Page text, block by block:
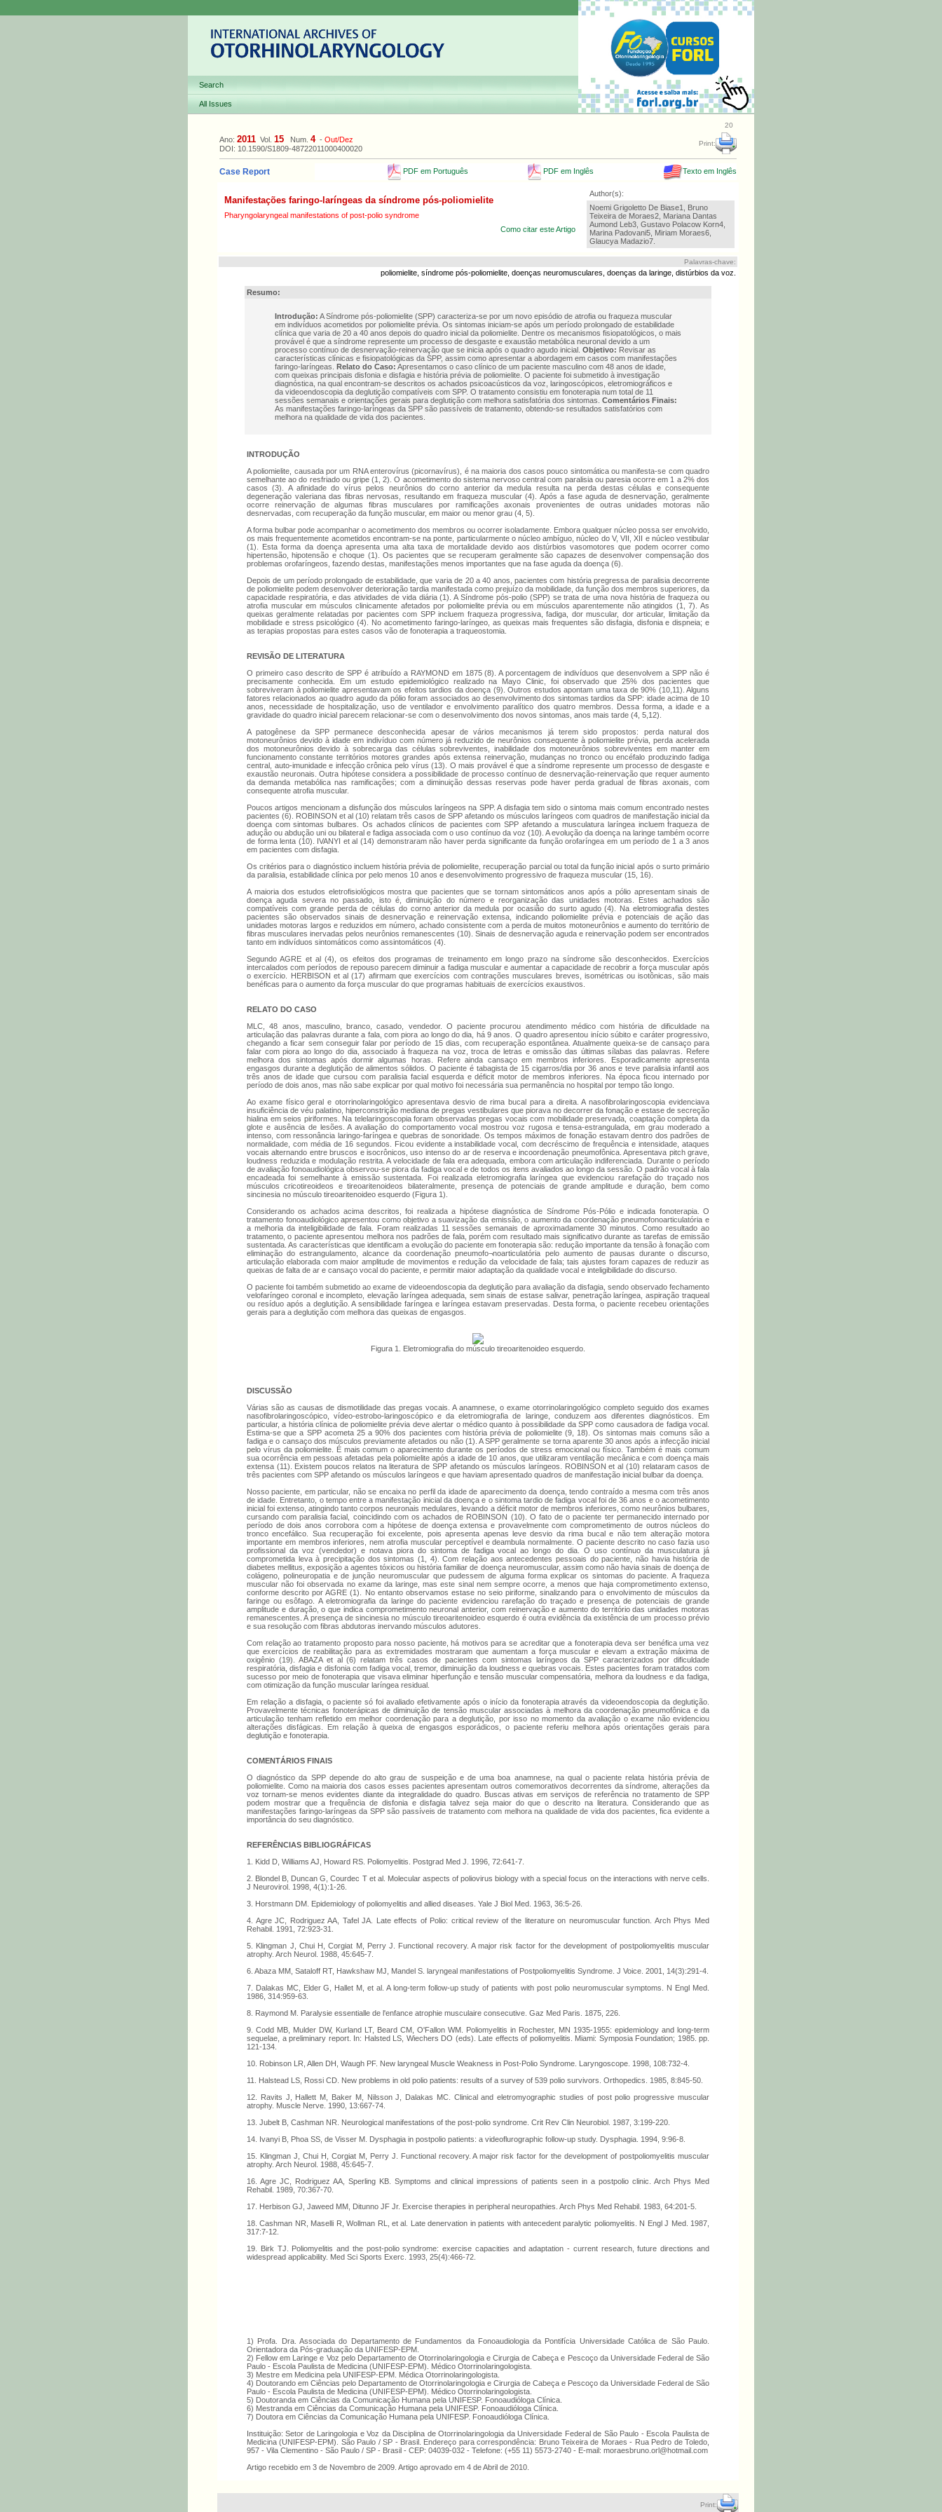
Search
All Issues
20
Ano: 2011 Vol. 15 Num. 4- Out/Dez
DOI: 10.1590/S1809-48722011000400020
Print:
Case Report PDF em Português PDF em Inglês Texto em Inglês
Manifestações faringo-laríngeas da síndrome pós-poliomielite
Pharyngolaryngeal manifestations of post-polio syndrome
Como citar este Artigo
Author(s):
Noemi Grigoletto De Biase1, Bruno
Teixeira de Moraes2, Mariana Dantas
Aumond Leb3, Gustavo Polacow Korn4,
Marina Padovani5, Miriam Moraes6,
Glaucya Madazio7.
Palavras-chave:
poliomielite, síndrome pós-poliomielite, doenças neuromusculares, doenças da laringe, distúrbios da voz.
Resumo:
Introdução: A Síndrome pós-poliomielite (SPP) caracteriza-se por um novo episódio de atrofia ou fraqueza muscular
em indivíduos acometidos por poliomielite prévia. Os sintomas iniciam-se após um período prolongado de estabilidade
clínica que varia de 20 a 40 anos depois do quadro inicial da poliomielite. Dentre os mecanismos fisiopatológicos, o mais
provável é que a síndrome represente um processo de desgaste e exaustão metabólica neuronal devido a um
processo contínuo de desnervação-reinervação que se inicia após o quadro agudo inicial. Objetivo: Revisar as
características clínicas e fisiopatológicas da SPP, assim como apresentar a abordagem em casos com manifestações
faringo-laríngeas. Relato do Caso: Apresentamos o caso clínico de um paciente masculino com 48 anos de idade,
com queixas principais disfonia e disfagia e história prévia de poliomielite. O paciente foi submetido à investigação
diagnóstica, na qual encontram-se descritos os achados psicoacústicos da voz, laringoscópicos, eletromiográficos e
da videoendoscopia da deglutição compatíveis com SPP. O tratamento consistiu em fonoterapia num total de 11
sessões semanais e orientações gerais para deglutição com melhora satisfatória dos sintomas. Comentários Finais:
As manifestações faringo-laríngeas da SPP são passíveis de tratamento, obtendo-se resultados satisfatórios com
melhora na qualidade de vida dos pacientes.
INTRODUÇÃO
A poliomielite, causada por um RNA enterovírus (picornavírus), é na maioria dos casos pouco sintomática ou manifesta-se com quadro
semelhante ao do resfriado ou gripe (1, 2). O acometimento do sistema nervoso central com paralisia ou paresia ocorre em 1 a 2% dos
casos (3). A afinidade do vírus pelos neurônios do corno anterior da medula resulta na perda destas células e consequente
degeneração valeriana das fibras nervosas, resultando em fraqueza muscular (4). Após a fase aguda de desnervação, geralmente
ocorre reinervação de algumas fibras musculares por ramificações axonais provenientes de outras unidades motoras não
desnervadas, com recuperação da função muscular, em maior ou menor grau (4, 5).
A forma bulbar pode acompanhar o acometimento dos membros ou ocorrer isoladamente. Embora qualquer núcleo possa ser envolvido,
os mais frequentemente acometidos encontram-se na ponte, particularmente o núcleo ambíguo, núcleo do V, VII, XII e núcleo vestibular
(1). Esta forma da doença apresenta uma alta taxa de mortalidade devido aos distúrbios vasomotores que podem ocorrer como
hipertensão, hipotensão e choque (1). Os pacientes que se recuperam geralmente são capazes de desenvolver compensação dos
problemas orofaríngeos, fazendo destas, manifestações menos importantes que na fase aguda da doença (6).
Depois de um período prolongado de estabilidade, que varia de 20 a 40 anos, pacientes com história pregressa de paralisia decorrente
de poliomielite podem desenvolver deterioração tardia manifestada como prejuízo da mobilidade, da função dos membros superiores, da
capacidade respiratória, e das atividades de vida diária (1). A Síndrome pós-polio (SPP) se trata de uma nova história de fraqueza ou
atrofia muscular em músculos clinicamente afetados por poliomielite prévia ou em músculos aparentemente não atingidos (1, 7). As
queixas geralmente relatadas por pacientes com SPP incluem fraqueza progressiva, fadiga, dor muscular, dor articular, limitação da
mobilidade e stress psicológico (4). No acometimento faringo-laríngeo, as queixas mais frequentes são disfagia, disfonia e dispneia; e
as terapias propostas para estes casos vão de fonoterapia a traqueostomia.
REVISÃO DE LITERATURA
O primeiro caso descrito de SPP é atribuído a RAYMOND em 1875 (8). A porcentagem de indivíduos que desenvolvem a SPP não é
precisamente conhecida. Em um estudo epidemiológico realizado na Mayo Clinic, foi observado que 25% dos pacientes que
sobreviveram à poliomielite apresentavam os efeitos tardios da doença (9). Outros estudos apontam uma taxa de 90% (10,11). Alguns
fatores relacionados ao quadro agudo da pólio foram associados ao desenvolvimento dos sintomas tardios da SPP: idade acima de 10
anos, necessidade de hospitalização, uso de ventilador e envolvimento paralítico dos quatro membros. Dessa forma, a idade e a
gravidade do quadro inicial parecem relacionar-se com o desenvolvimento dos novos sintomas, anos mais tarde (4, 5,12).
A patogênese da SPP permanece desconhecida apesar de vários mecanismos já terem sido propostos: perda natural dos
motoneurônios devido à idade em indivíduo com número já reduzido de neurônios consequente à poliomielite prévia, perda acelerada
dos motoneurônios devido à sobrecarga das células sobreviventes, inabilidade dos motoneurônios sobreviventes em manter em
funcionamento constante territórios motores grandes após extensa reinervação, mudanças no tronco ou encéfalo produzindo fadiga
central, auto-imunidade e infecção crônica pelo vírus (13). O mais provável é que a síndrome represente um processo de desgaste e
exaustão neuronais. Outra hipótese considera a possibilidade de processo contínuo de desnervação-reinervação que requer aumento
da demanda metabólica nas ramificações; com a diminuição dessas reservas pode haver perda gradual de fibras axonais, com
consequente atrofia muscular.
Poucos artigos mencionam a disfunção dos músculos laríngeos na SPP. A disfagia tem sido o sintoma mais comum encontrado nestes
pacientes (6). ROBINSON et al (10) relatam três casos de SPP afetando os músculos laríngeos com quadros de manifestação inicial da
doença com sintomas bulbares. Os achados clínicos de pacientes com SPP afetando a musculatura laríngea incluem fraqueza de
adução ou abdução uni ou bilateral e fadiga associada com o uso contínuo da voz (10). A evolução da doença na laringe também ocorre
de forma lenta (10). IVANYI et al (14) demonstraram não haver perda significante da função orofaríngea em um período de 1 a 3 anos
em pacientes com disfagia.
Os critérios para o diagnóstico incluem história prévia de poliomielite, recuperação parcial ou total da função inicial após o surto primário
da paralisia, estabilidade clínica por pelo menos 10 anos e desenvolvimento progressivo de fraqueza muscular (15, 16).
A maioria dos estudos eletrofisiológicos mostra que pacientes que se tornam sintomáticos anos após a pólio apresentam sinais de
doença aguda severa no passado, isto é, diminuição do número e reorganização das unidades motoras. Estes achados são
compatíveis com grande perda de células do corno anterior da medula por ocasião do surto agudo (4). Na eletromiografia destes
pacientes são observados sinais de desnervação e reinervação extensa, indicando poliomielite prévia e potenciais de ação das
unidades motoras largos e reduzidos em número, achado consistente com a perda de muitos motoneurônios e aumento do território de
fibras musculares inervadas pelos neurônios remanescentes (10). Sinais de desnervação aguda e reinervação podem ser encontrados
tanto em indivíduos sintomáticos como assintomáticos (4).
Segundo AGRE et al (4), os efeitos dos programas de treinamento em longo prazo na síndrome são desconhecidos. Exercícios
intercalados com períodos de repouso parecem diminuir a fadiga muscular e aumentar a capacidade de recobrir a força muscular após
o exercício. HERBISON et al (17) afirmam que exercícios com contrações musculares breves, isométricas ou isotônicas, são mais
benéficas para o aumento da força muscular do que programas habituais de exercícios exaustivos.
RELATO DO CASO
MLC, 48 anos, masculino, branco, casado, vendedor. O paciente procurou atendimento médico com história de dificuldade na
articulação das palavras durante a fala, com piora ao longo do dia, há 9 anos. O quadro apresentou início súbito e caráter progressivo,
chegando a ficar sem conseguir falar por período de 15 dias, com recuperação espontânea. Atualmente queixa-se de cansaço para
falar com piora ao longo do dia, associado à fraqueza na voz, troca de letras e omissão das últimas sílabas das palavras. Refere
melhora dos sintomas após dormir algumas horas. Refere ainda cansaço em membros inferiores. Esporadicamente apresenta
engasgos durante a deglutição de alimentos sólidos. O paciente é tabagista de 15 cigarros/dia por 36 anos e teve paralisia infantil aos
três anos de idade que cursou com paralisia facial esquerda e déficit motor de membros inferiores. Na época ficou internado por
período de dois anos, mas não sabe explicar por qual motivo foi necessária sua permanência no hospital por tempo tão longo.
Ao exame físico geral e otorrinolaringológico apresentava desvio de rima bucal para a direita. A nasofibrolaringoscopia evidenciava
insuficiência de véu palatino, hiperconstrição mediana de pregas vestibulares que piorava no decorrer da fonação e estase de secreção
hialina em seios piriformes. Na telelaringoscopia foram observadas pregas vocais com mobilidade preservada, coaptação completa da
glote e ausência de lesões. A avaliação do comportamento vocal mostrou voz rugosa e tensa-estrangulada, em grau moderado a
intenso, com ressonância laringo-faríngea e quebras de sonoridade. Os tempos máximos de fonação estavam dentro dos padrões de
normalidade, com média de 16 segundos. Ficou evidente a instabilidade vocal, com decréscimo de frequência e intensidade, ataques
vocais alternando entre bruscos e isocrônicos, uso intenso do ar de reserva e incoordenação pneumofônica. Apresentava pitch grave,
loudness reduzida e modulação restrita. A velocidade de fala era adequada, embora com articulação indiferenciada. Durante o período
de avaliação fonoaudiológica observou-se piora da fadiga vocal e de todos os itens avaliados ao longo da sessão. O padrão vocal à fala
encadeada foi semelhante à emissão sustentada. Foi realizada eletromiografia laríngea que evidenciou rarefação do traçado nos
músculos cricotireoideos e tireoaritenoideos bilateralmente, presença de potenciais de grande amplitude e duração, bem como
sincinesia no músculo tireoaritenoideo esquerdo (Figura 1).
Considerando os achados acima descritos, foi realizada a hipótese diagnóstica de Síndrome Pós-Pólio e indicada fonoterapia. O
tratamento fonoaudiológico apresentou como objetivo a suavização da emissão, o aumento da coordenação pneumofonoarticulatória e
a melhoria da inteligibilidade de fala. Foram realizadas 11 sessões semanais de aproximadamente 30 minutos. Como resultado ao
tratamento, o paciente apresentou melhora nos padrões de fala, porém com resultado mais significativo durante as tarefas de emissão
sustentada. As características que identificam a evolução do paciente em fonoterapia são: redução importante da tensão à fonação com
eliminação do estrangulamento, alcance da coordenação pneumofo¬noarticulatória pelo aumento de pausas durante o discurso,
articulação elaborada com maior amplitude de movimentos e redução da velocidade de fala; tais ajustes foram capazes de reduzir as
queixas de falta de ar e cansaço vocal do paciente, e permitir maior adaptação da qualidade vocal e inteligibilidade do discurso.
O paciente foi também submetido ao exame de videoendoscopia da deglutição para avaliação da disfagia, sendo observado fechamento
velofaríngeo coronal e incompleto, elevação laríngea adequada, sem sinais de estase salivar, penetração laríngea, aspiração traqueal
ou resíduo após a deglutição. A sensibilidade faríngea e laríngea estavam preservadas. Desta forma, o paciente recebeu orientações
gerais para a deglutição com melhora das queixas de engasgos.
Figura 1. Eletromiografia do músculo tireoaritenoideo esquerdo.
DISCUSSÃO
Várias são as causas de dismotilidade das pregas vocais. A anamnese, o exame otorrinolaringológico completo seguido dos exames
nasofibrolaringoscópico, vídeo-estrobo-laringoscópico e da eletromiografia de laringe, conduzem aos diferentes diagnósticos. Em
particular, a história clínica de poliomielite prévia deve alertar o médico quanto à possibilidade da SPP como causadora de fadiga vocal.
Estima-se que a SPP acometa 25 a 90% dos pacientes com história prévia de poliomielite (9, 18). Os sintomas mais comuns são a
fadiga e o cansaço dos músculos previamente afetados ou não (1). A SPP geralmente se torna aparente 30 anos após a infecção inicial
pelo vírus da poliomielite. É mais comum o aparecimento durante os períodos de stress emocional ou físico. Também é mais comum
sua ocorrência em pessoas afetadas pela poliomielite após a idade de 10 anos, que utilizaram ventilação mecânica e com doença mais
extensa (11). Existem poucos relatos na literatura de SPP afetando os músculos laríngeos. ROBINSON et al (10) relataram casos de
três pacientes com SPP afetando os músculos laríngeos e que haviam apresentado quadros de manifestação inicial bulbar da doença.
Nosso paciente, em particular, não se encaixa no perfil da idade de aparecimento da doença, tendo contraído a mesma com três anos
de idade. Entretanto, o tempo entre a manifestação inicial da doença e o sintoma tardio de fadiga vocal foi de 36 anos e o acometimento
inicial foi extenso, atingindo tanto corpos neuronais medulares, levando a déficit motor de membros inferiores, como neurônios bulbares,
cursando com paralisia facial, coincidindo com os achados de ROBINSON (10). O fato de o paciente ter permanecido internado por
período de dois anos corrobora com a hipótese de doença extensa e provavelmente com comprometimento de outros núcleos do
tronco encefálico. Sua recuperação foi excelente, pois apresenta apenas leve desvio da rima bucal e não tem alteração motora
importante em membros inferiores, nem atrofia muscular perceptível e deambula normalmente. O paciente descrito no caso fazia uso
profissional da voz (vendedor) e notava piora do sintoma de fadiga vocal ao longo do dia. O uso contínuo da musculatura já
comprometida leva à precipitação dos sintomas (1, 4). Com relação aos antecedentes pessoais do paciente, não havia história de
diabetes mellitus, exposição a agentes tóxicos ou história familiar de doença neuromuscular, assim como não havia sinais de doença de
colágeno, polineuropatia e de junção neuromuscular que pudessem de alguma forma explicar os sintomas do paciente. A fraqueza
muscular não foi observada no exame da laringe, mas este sinal nem sempre ocorre, a menos que haja comprometimento extenso,
conforme descrito por AGRE (1). No entanto observamos estase no seio piriforme, sinalizando para o envolvimento de músculos da
faringe ou esôfago. A eletromiografia da laringe do paciente evidenciou rarefação do traçado e presença de potenciais de grande
amplitude e duração, o que indica comprometimento neuronal anterior, com reinervação e aumento do território das unidades motoras
remanescentes. A presença de sincinesia no músculo tireoaritenoideo esquerdo é outra evidência da existência de um processo prévio
e sua resolução com fibras abdutoras inervando músculos adutores.
Com relação ao tratamento proposto para nosso paciente, há motivos para se acreditar que a fonoterapia deva ser benéfica uma vez
que exercícios de reabilitação para as extremidades mostraram que aumentam a força muscular e elevam a extração máxima de
oxigênio (19). ABAZA et al (6) relatam três casos de pacientes com sintomas laríngeos da SPP caracterizados por dificuldade
respiratória, disfagia e disfonia com fadiga vocal, tremor, diminuição da loudness e quebras vocais. Estes pacientes foram tratados com
sucesso por meio de fonoterapia que visava eliminar hiperfunção e tensão muscular compensatória, melhora da loudness e da fadiga,
com otimização da função muscular laríngea residual.
Em relação a disfagia, o paciente só foi avaliado efetivamente após o início da fonoterapia através da videoendoscopia da deglutição.
Provavelmente técnicas fonoterápicas de diminuição de tensão muscular associadas à melhora da coordenação pneumofônica e da
articulação tenham refletido em melhor coordenação para a deglutição, por isso no momento da avaliação o exame não evidenciou
alterações disfágicas. Em relação à queixa de engasgos esporádicos, o paciente referiu melhora após orientações gerais para
deglutição e fonoterapia.
COMENTÁRIOS FINAIS
O diagnóstico da SPP depende do alto grau de suspeição e de uma boa anamnese, na qual o paciente relata história prévia de
poliomielite. Como na maioria dos casos esses pacientes apresentam outros comemorativos decorrentes da síndrome, alterações da
voz tornam-se menos evidentes diante da integralidade do quadro. Buscas ativas em serviços de referência no tratamento de SPP
podem mostrar que a frequência de disfonia e disfagia talvez seja maior do que o descrito na literatura. Considerando que as
manifestações faringo-laríngeas da SPP são passíveis de tratamento com melhora na qualidade de vida dos pacientes, fica evidente a
importância do seu diagnóstico.
REFERÊNCIAS BIBLIOGRÁFICAS
1. Kidd D, Williams AJ, Howard RS. Poliomyelitis. Postgrad Med J. 1996, 72:641-7.
2. Blondel B, Duncan G, Courdec T et al. Molecular aspects of poliovirus biology with a special focus on the interactions with nerve cells.
J Neurovirol. 1998, 4(1):1-26.
3. Horstmann DM. Epidemiology of poliomyelitis and allied diseases. Yale J Biol Med. 1963, 36:5-26.
4. Agre JC, Rodriguez AA, Tafel JA. Late effects of Polio: critical review of the literature on neuromuscular function. Arch Phys Med
Rehabil. 1991, 72:923-31.
5. Klingman J, Chui H, Corgiat M, Perry J. Functional recovery. A major risk factor for the development of postpoliomyelitis muscular
atrophy. Arch Neurol. 1988, 45:645-7.
6. Abaza MM, Sataloff RT, Hawkshaw MJ, Mandel S. laryngeal manifestations of Postpoliomyelitis Syndrome. J Voice. 2001, 14(3):291-4.
7. Dalakas MC, Elder G, Hallet M, et al. A long-term follow-up study of patients with post polio neuromuscular symptoms. N Engl Med.
1986, 314:959-63.
8. Raymond M. Paralysie essentialle de l'enfance atrophie musculaire consecutive. Gaz Med Paris. 1875, 226.
9. Codd MB, Mulder DW, Kurland LT, Beard CM, O'Fallon WM. Poliomyelitis in Rochester, MN 1935-1955: epidemiology and long-term
sequelae, a preliminary report. In: Halsted LS, Wiechers DO (eds). Late effects of poliomyelitis. Miami: Symposia Foundation; 1985. pp.
121-134.
10. Robinson LR, Allen DH, Waugh PF. New laryngeal Muscle Weakness in Post-Polio Syndrome. Laryngoscope. 1998, 108:732-4.
11. Halstead LS, Rossi CD. New problems in old polio patients: results of a survey of 539 polio survivors. Orthopedics. 1985, 8:845-50.
12. Ravits J, Hallett M, Baker M, Nilsson J, Dalakas MC. Clinical and eletromyographic studies of post polio progressive muscular
atrophy. Muscle Nerve. 1990, 13:667-74.
13. Jubelt B, Cashman NR. Neurological manifestations of the post-polio syndrome. Crit Rev Clin Neurobiol. 1987, 3:199-220.
14. Ivanyi B, Phoa SS, de Visser M. Dysphagia in postpolio patients: a videoflurographic follow-up study. Dysphagia. 1994, 9:96-8.
15. Klingman J, Chui H, Corgiat M, Perry J. Functional recovery. A major risk factor for the development of postpoliomyelitis muscular
atrophy. Arch Neurol. 1988, 45:645-7.
16. Agre JC, Rodriguez AA, Sperling KB. Symptoms and clinical impressions of patients seen in a postpolio clinic. Arch Phys Med
Rehabil. 1989, 70:367-70.
17. Herbison GJ, Jaweed MM, Ditunno JF Jr. Exercise therapies in peripheral neuropathies. Arch Phys Med Rehabil. 1983, 64:201-5.
18. Cashman NR, Maselli R, Wollman RL, et al. Late denervation in patients with antecedent paralytic poliomyelitis. N Engl J Med. 1987,
317:7-12.
19. Birk TJ. Poliomyelitis and the post-polio syndrome: exercise capacities and adaptation - current research, future directions and
widespread applicability. Med Sci Sports Exerc. 1993, 25(4):466-72.
1) Profa. Dra. Associada do Departamento de Fundamentos da Fonoaudiologia da Pontifícia Universidade Católica de São Paulo.
Orientadora da Pós-graduação da UNIFESP-EPM.
2) Fellow em Laringe e Voz pelo Departamento de Otorrinolaringologia e Cirurgia de Cabeça e Pescoço da Universidade Federal de São
Paulo - Escola Paulista de Medicina (UNIFESP-EPM). Médico Otorrinolaringologista.
3) Mestre em Medicina pela UNIFESP-EPM. Médica Otorrinolaringologista.
4) Doutorando em Ciências pelo Departamento de Otorrinolaringologia e Cirurgia de Cabeça e Pescoço da Universidade Federal de São
Paulo - Escola Paulista de Medicina (UNIFESP-EPM). Médico Otorrinolaringologista.
5) Doutoranda em Ciências da Comunicação Humana pela UNIFESP. Fonoaudióloga Clínica.
6) Mestranda em Ciências da Comunicação Humana pela UNIFESP. Fonoaudióloga Clínica.
7) Doutora em Ciências da Comunicação Humana pela UNIFESP. Fonoaudióloga Clínica.
Instituição: Setor de Laringologia e Voz da Disciplina de Otorrinolaringologia da Universidade Federal de São Paulo - Escola Paulista de
Medicina (UNIFESP-EPM). São Paulo / SP - Brasil. Endereço para correspondência: Bruno Teixeira de Moraes - Rua Pedro de Toledo,
957 - Vila Clementino - São Paulo / SP - Brasil - CEP: 04039-032 - Telefone: (+55 11) 5573-2740 - E-mail: moraesbruno.orl@hotmail.com
Artigo recebido em 3 de Novembro de 2009. Artigo aprovado em 4 de Abril de 2010.
Print: